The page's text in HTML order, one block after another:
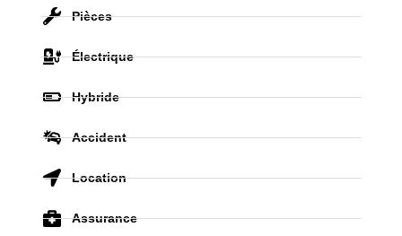
Pièces
Électrique
Hybride
Accident
Location
Assurance